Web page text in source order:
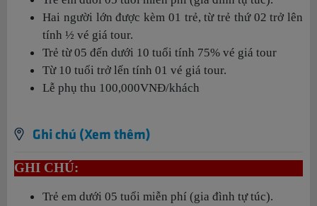
Hai người lớn được kèm 01 trẻ, từ trẻ thứ 02 trở lên
tính ½ vé giá tour.
Trẻ từ 05 đến dưới 10 tuổi tính 75% vé giá tour
Từ 10 tuổi trở lến tính 01 vé giá tour.
Lễ phụ thu 100,000VNĐ/khách
Ghi chú (Xem thêm)
GHI CHÚ:
Trẻ em dưới 05 tuổi miễn phí (gia đình tự túc).